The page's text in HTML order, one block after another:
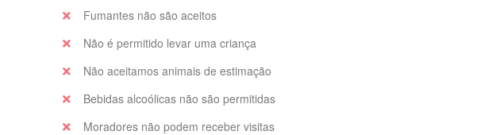
Fumantes não são aceitos
Não é permitido levar uma criança
Não aceitamos animais de estimação
Bebidas alcoólicas não são permitidas
Moradores não podem receber visitas